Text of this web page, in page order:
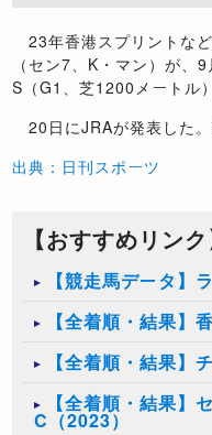
23年香港スプリントな
（セン7、K・マン）が、
S（G1、芝1200メートル
20日にJRAが発表した。
出典：日刊スポーツ
【おすすめリンク
【競走馬データ】
【全着順・結果】
【全着順・結果】
【全着順・結果】
C（2023）